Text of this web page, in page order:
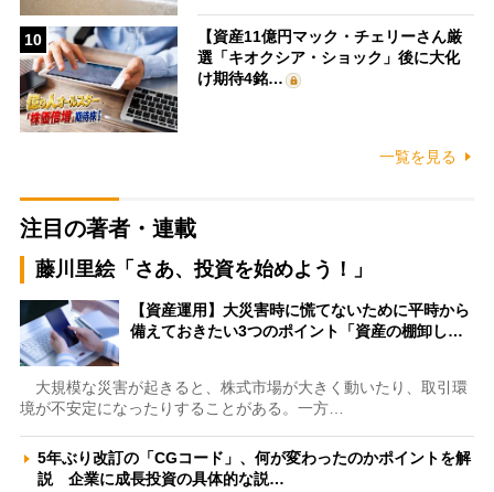
10
【資産11億円マック・チェリーさん厳
選「キオクシア・ショック」後に大化
け期待4銘…
一覧を見る
注目の著者・連載
藤川里絵「さあ、投資を始めよう！」
【資産運用】大災害時に慌てないために平時から
備えておきたい3つのポイント「資産の棚卸し…
大規模な災害が起きると、株式市場が大きく動いたり、取引環
境が不安定になったりすることがある。一方…
5年ぶり改訂の「CGコード」、何が変わったのかポイントを解
説 企業に成長投資の具体的な説…